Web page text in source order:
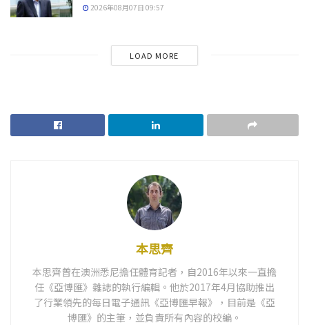
2026年08月07日 09:57
LOAD MORE
本思齊
本思齊曾在澳洲悉尼擔任體育記者，自2016年以來一直擔
任《亞博匯》雜誌的執行編輯。他於2017年4月協助推出
了行業領先的每日電子通訊《亞博匯早報》，目前是《亞
博匯》的主筆，並負責所有內容的校編。